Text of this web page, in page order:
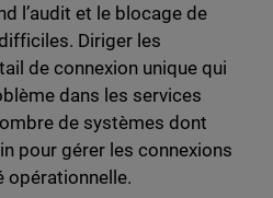
l’audit et le blocage de
Diriger les
de connexion unique qui
dans les services
de systèmes dont
pour gérer les connexions
opérationnelle.